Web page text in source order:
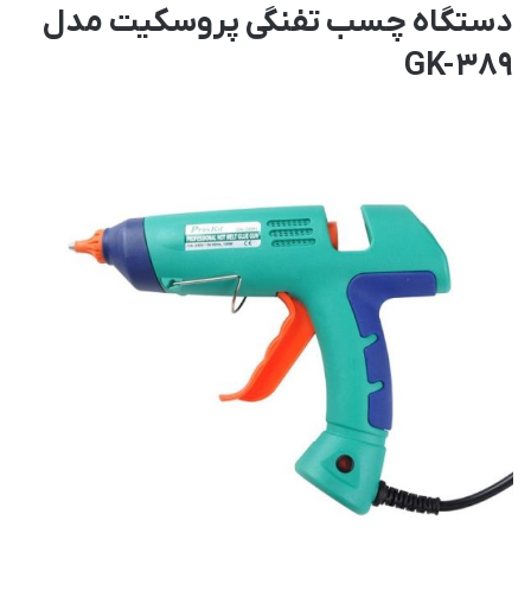
دستگاه چسب تفنگی پروسکیت مدل
GK-389